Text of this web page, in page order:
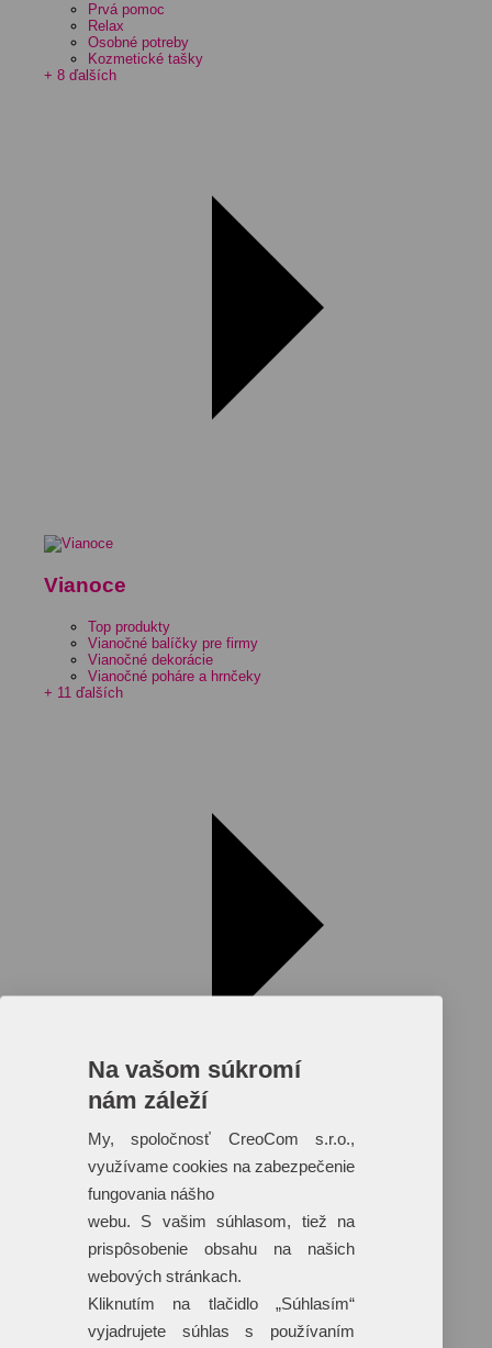
Prvá pomoc
Relax
Osobné potreby
Kozmetické tašky
+ 8 ďalších
Vianoce
Top produkty
Vianočné balíčky pre firmy
Vianočné dekorácie
Vianočné poháre a hrnčeky
+ 11 ďalších
Reklamné predmety s plnofarebnou
potlačou
Dáždniky
Tašky
Hračky
+ 17 ďalších
Na vašom súkromí
nám záleží
My, spoločnosť CreoCom s.r.o.,
využívame cookies na zabezpečenie
fungovania nášho
webu. S vašim súhlasom, tiež na
prispôsobenie obsahu na našich
webových stránkach.
Kliknutím na tlačidlo „Súhlasím“
vyjadrujete súhlas s používaním